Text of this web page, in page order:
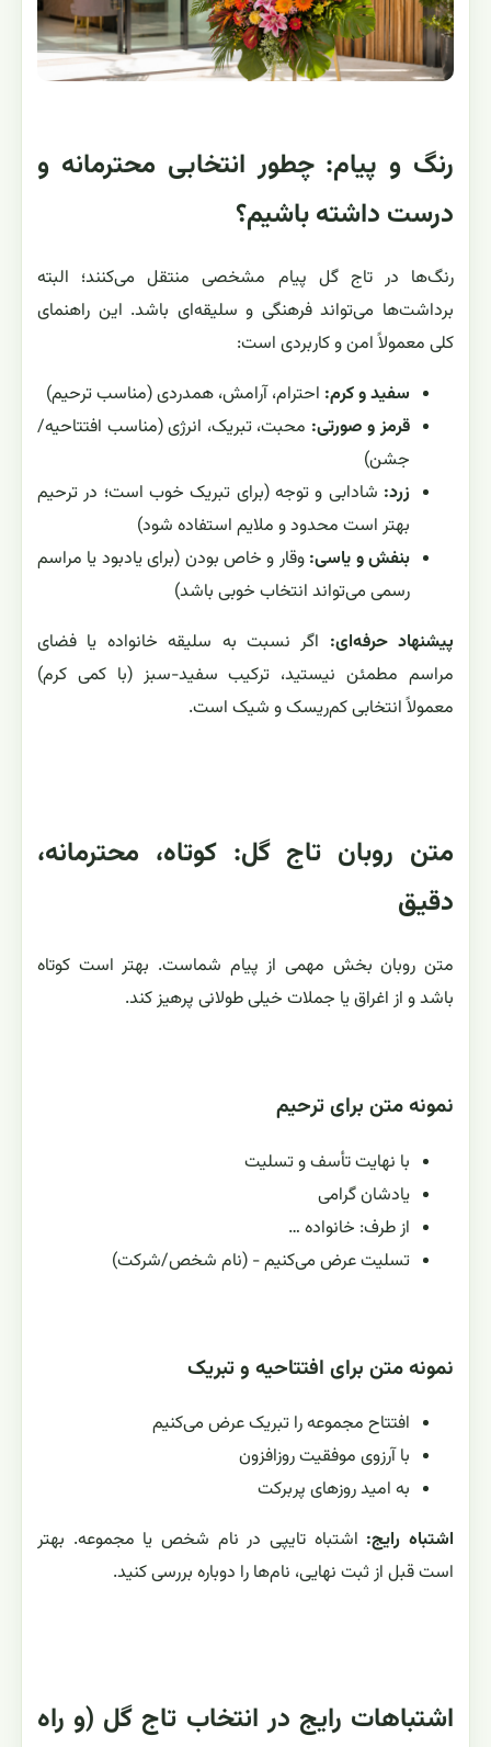
رنگ و پیام: چطور انتخابی محترمانه و
درست داشته باشیم؟
رنگ‌ها در تاج گل پیام مشخصی منتقل می‌کنند؛ البته
برداشت‌ها می‌تواند فرهنگی و سلیقه‌ای باشد. این راهنمای
کلی معمولاً امن و کاربردی است:
سفید و کرم: احترام، آرامش، همدردی (مناسب ترحیم)
قرمز و صورتی: محبت، تبریک، انرژی (مناسب افتتاحیه/
جشن)
زرد: شادابی و توجه (برای تبریک خوب است؛ در ترحیم
بهتر است محدود و ملایم استفاده شود)
بنفش و یاسی: وقار و خاص بودن (برای یادبود یا مراسم
رسمی می‌تواند انتخاب خوبی باشد)
پیشنهاد حرفه‌ای: اگر نسبت به سلیقه خانواده یا فضای
مراسم مطمئن نیستید، ترکیب سفید-سبز (با کمی کرم)
معمولاً انتخابی کم‌ریسک و شیک است.
متن روبان تاج گل: کوتاه، محترمانه،
دقیق
متن روبان بخش مهمی از پیام شماست. بهتر است کوتاه
باشد و از اغراق یا جملات خیلی طولانی پرهیز کند.
نمونه متن برای ترحیم
با نهایت تأسف و تسلیت
یادشان گرامی
از طرف: خانواده …
تسلیت عرض می‌کنیم - (نام شخص/شرکت)
نمونه متن برای افتتاحیه و تبریک
افتتاح مجموعه را تبریک عرض می‌کنیم
با آرزوی موفقیت روزافزون
به امید روزهای پربرکت
اشتباه رایج: اشتباه تایپی در نام شخص یا مجموعه. بهتر
است قبل از ثبت نهایی، نام‌ها را دوباره بررسی کنید.
اشتباهات رایج در انتخاب تاج گل (و راه